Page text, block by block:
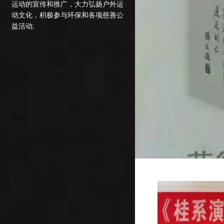
运动的宣传和推广，大力弘扬户外运
动文化，积极参与环保和各项慈善公
益活动;